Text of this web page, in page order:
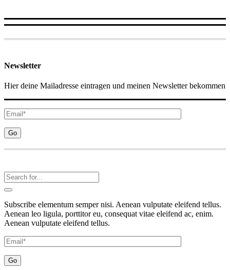
Newsletter
Hier deine Mailadresse eintragen und meinen Newsletter bekommen
Subscribe elementum semper nisi. Aenean vulputate eleifend tellus.
Aenean leo ligula, porttitor eu, consequat vitae eleifend ac, enim.
Aenean vulputate eleifend tellus.